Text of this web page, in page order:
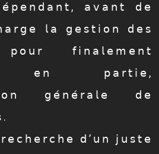
𝖺𝗏𝖺𝗇𝗍 𝖽𝖾
𝗅𝖺 𝗀𝖾𝗌𝗍𝗂𝗈𝗇 𝖽𝖾𝗌
𝗉𝗈𝗎𝗋 𝖿𝗂𝗇𝖺𝗅𝖾𝗆𝖾𝗇𝗍
𝖾𝗇 𝗉𝖺𝗋𝗍𝗂𝖾,
𝗀𝖾́𝗇𝖾́𝗋𝖺𝗅𝖾 𝖽𝖾
𝖽’𝗎𝗇 𝗃𝗎𝗌𝗍𝖾